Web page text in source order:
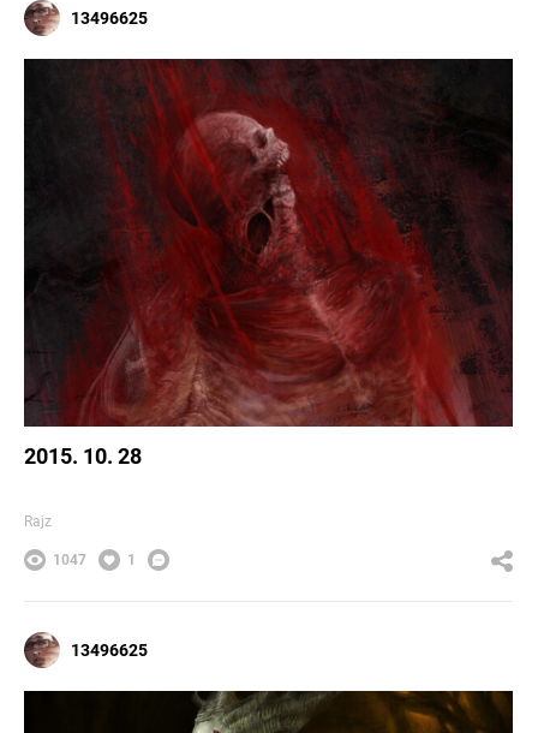
13496625
2015. 10. 28
Rajz
1047 1
13496625